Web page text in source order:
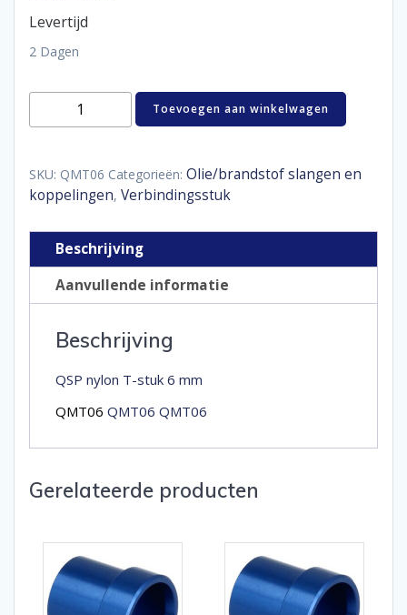
Levertijd
2 Dagen
Nylon
mm
aantal
Toevoegen aan winkelwagen
SKU: QMT06 Categorieën: Olie/brandstof slangen en
koppelingen, Verbindingsstuk
Beschrijving
Aanvullende informatie
Beschrijving
QSP nylon T-stuk 6 mm
QMT06 QMT06 QMT06
Gerelateerde producten